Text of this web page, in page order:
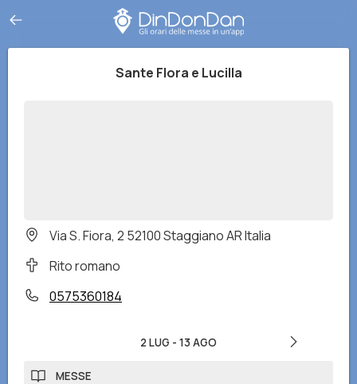
Sante Flora e Lucilla
Via S. Fiora, 2 52100 Staggiano AR Italia
Rito romano
0575360184
2 LUG - 13 AGO
MESSE